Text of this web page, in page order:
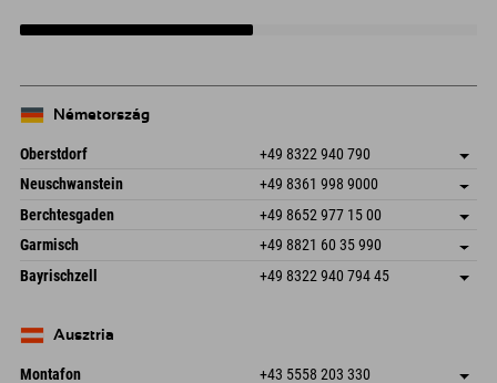
Németország
Oberstdorf +49 8322 940 790
An der Breitach 3
Németország
Cím mentése
Könyv
Neuschwanstein +49 8361 998 9000
An der Riese 45
87484 Nesselwang im Allgäu
Németország
Cím mentése
Érkezési információk
Könyv
Berchtesgaden +49 8652 977 15 00
Hofreitstr. 7
Németország
Cím mentése
Könyv
Garmisch +49 8821 60 35 990
Frickenstraße 22
82490 Farchant
Cím mentése
Érkezési információk
Bayrischzell +49 8322 940 794 45
Németország
Ausztria
Montafon +43 5558 203 330